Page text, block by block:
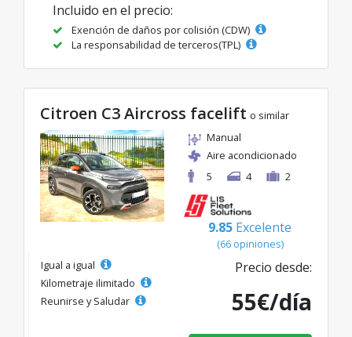
Incluido en el precio:
Exención de daños por colisión (CDW)
La responsabilidad de terceros(TPL)
Citroen C3 Aircross facelift o similar
Manual
Aire acondicionado
5
4 2
9.85 Excelente
(66 opiniones)
Igual a igual
Kilometraje ilimitado
Reunirse y Saludar
Precio desde:
55€/día